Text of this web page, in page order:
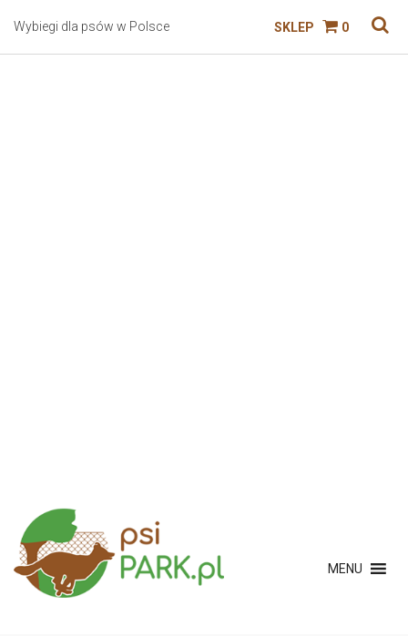
Wybiegi dla psów w Polsce SKLEP 0
MENU